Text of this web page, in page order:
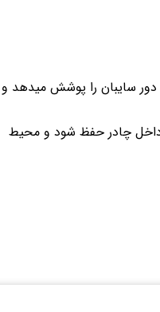
سایبان را پوشش میدهد و
داخل چادر حفظ شود و محیط